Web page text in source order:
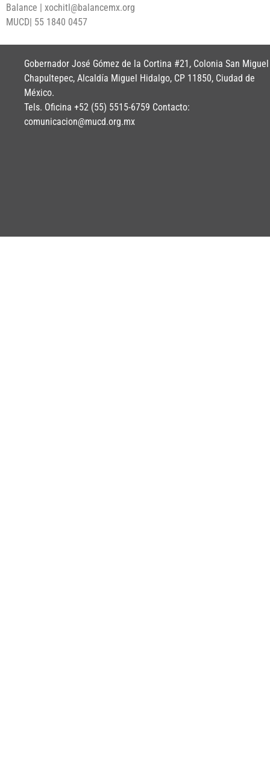
Balance | xochitl@balancemx.org
MUCD| 55 1840 0457
Gobernador José Gómez de la Cortina #21, Colonia San Miguel
Chapultepec, Alcaldía Miguel Hidalgo, CP 11850, Ciudad de
México.
Tels. Oficina +52 (55) 5515-6759 Contacto:
comunicacion@mucd.org.mx